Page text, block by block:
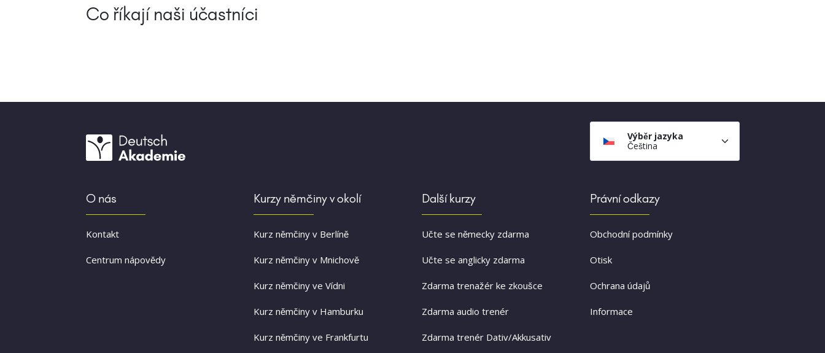
Co říkají naši účastníci
Výběr jazyka
Čeština
O nás
Kontakt
Centrum nápovědy
Kurzy němčiny v okolí
Kurz němčiny v Berlíně
Kurz němčiny v Mnichově
Kurz němčiny ve Vídni
Kurz němčiny v Hamburku
Kurz němčiny ve Frankfurtu
Další kurzy
Učte se německy zdarma
Učte se anglicky zdarma
Zdarma trenažér ke zkoušce
Zdarma audio trenér
Zdarma trenér Dativ/Akkusativ
Právní odkazy
Obchodní podmínky
Otisk
Ochrana údajů
Informace